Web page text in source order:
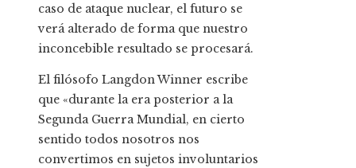
caso de ataque nuclear, el futuro se
verá alterado de forma que nuestro
inconcebible resultado se procesará.
El filósofo Langdon Winner escribe
que «durante la era posterior a la
Segunda Guerra Mundial, en cierto
sentido todos nosotros nos
convertimos en sujetos involuntarios